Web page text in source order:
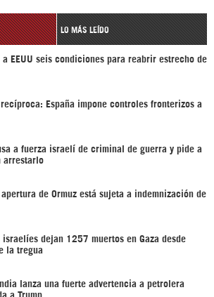
LO MÁS LEÍDO
a EEUU seis condiciones para reabrir estrecho de
recíproca: España impone controles fronterizos a
a fuerza israelí de criminal de guerra y pide a
arrestarlo
apertura de Ormuz está sujeta a indemnización de
israelíes dejan 1257 muertos en Gaza desde
la tregua
lanza una fuerte advertencia a petrolera
a Trump